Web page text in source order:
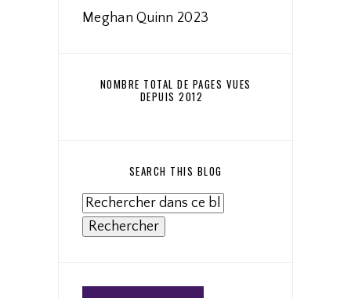
Meghan Quinn 2023
NOMBRE TOTAL DE PAGES VUES
DEPUIS 2012
SEARCH THIS BLOG